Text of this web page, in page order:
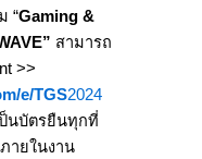
“Gaming &
สามารถ
>>
e/TGS2024
นบัตรยืนทุกที่
ายในงาน